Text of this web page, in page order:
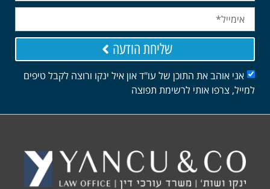
את התוכן של עו"ד און איל ינקו ורוצה לקבל טיפים
צרפו אותי לרשימת תפוצה
שליחת הודעה